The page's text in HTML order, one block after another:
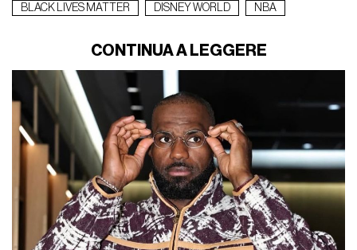
BLACK LIVES MATTER DISNEY WORLD NBA
CONTINUA A LEGGERE